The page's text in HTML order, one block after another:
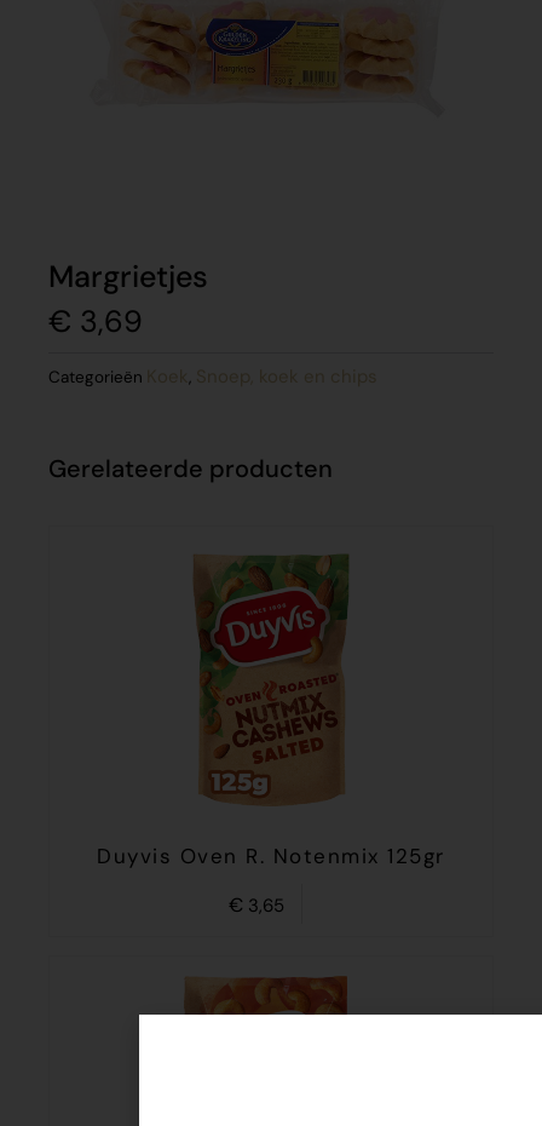
Margrietjes
€ 3,69
Categorieën Koek , Snoep, koek en chips
Gerelateerde producten
Duyvis Oven R. Notenmix 125gr
€ 3,65